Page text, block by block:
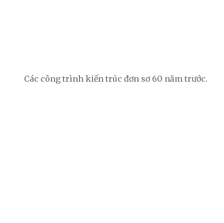
Các công trình kiến trúc đơn sơ 60 năm trước.